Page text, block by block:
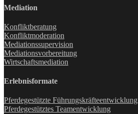
Mediation
Konfliktberatung
Konfliktmoderation
Mediationssupervision
Mediationsvorbereitung
Wirtschaftsmediation
Erlebnisformate
Pferdegestützte Führungskräfteentwicklung
Pferdegestütztes Teamentwicklung